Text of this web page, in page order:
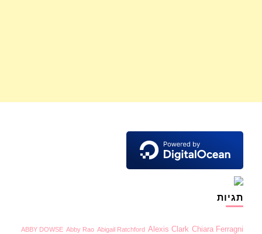
תגיות
ABBY DOWSE Abby Rao Abigail Ratchford Alexis Clark Chiara Ferragni